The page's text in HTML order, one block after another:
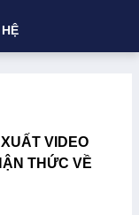
VIDEO
THỨC VỀ